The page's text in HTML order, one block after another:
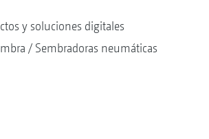
y soluciones digitales
Sembradoras neumáticas